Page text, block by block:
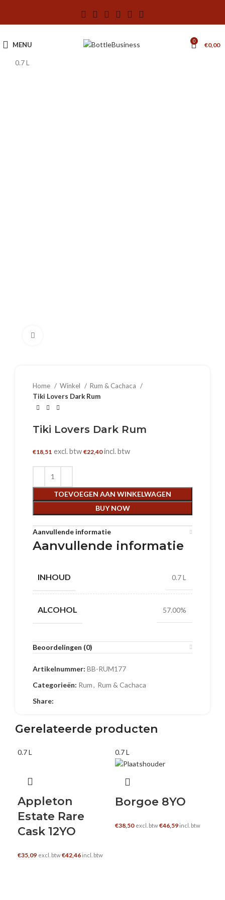
MENU 0 €0,00
0.7 L
Home Winkel
Rum & Cachaca
Tiki Lovers Dark Rum
Tiki Lovers Dark Rum
€18,51 excl. btw €22,40incl. btw
TOEVOEGEN AAN WINKELWAGEN
BUY NOW
Aanvullende informatie
Aanvullende informatie
INHOUD 0.7 L
ALCOHOL 57.00%
Beoordelingen (0)
Artikelnummer: BB-RUM177
Categorieën: Rum, Rum & Cachaca
Share:
Gerelateerde producten
0.7 L
Appleton
Estate Rare
Cask 12YO
€35,09 excl. btw€42,46 incl. btw
0.7 L
Borgoe 8YO
€38,50 excl. btw€46,59 incl. btw